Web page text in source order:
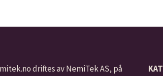
driftes av NemiTek AS, på